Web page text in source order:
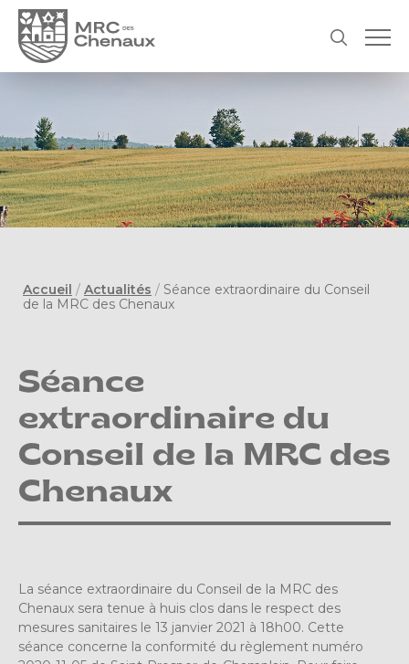
Accueil / Actualités / Séance extraordinaire du Conseil
de la MRC des Chenaux
Séance
extraordinaire du
Conseil de la MRC des
Chenaux
La séance extraordinaire du Conseil de la MRC des
Chenaux sera tenue à huis clos dans le respect des
mesures sanitaires le 13 janvier 2021 à 18h00. Cette
séance concerne la conformité du règlement numéro